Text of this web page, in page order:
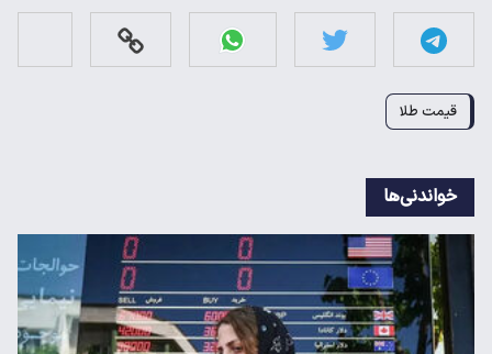
قیمت طلا
خواندنی‌ها